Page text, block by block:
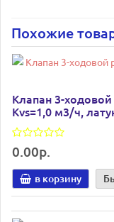
Похожие
Клапан 3-
Kvs=1,0 м3/ч,
0.00р.
в корзину